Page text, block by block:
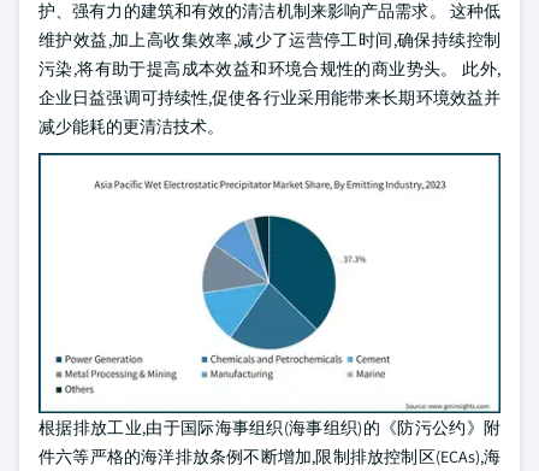
护、强有力的建筑和有效的清洁机制来影响产品需求。 这种低
维护效益,加上高收集效率,减少了运营停工时间,确保持续控制
污染,将有助于提高成本效益和环境合规性的商业势头。 此外,
企业日益强调可持续性,促使各行业采用能带来长期环境效益并
减少能耗的更清洁技术。
根据排放工业,由于国际海事组织(海事组织)的《防污公约》附
件六等严格的海洋排放条例不断增加,限制排放控制区(ECAs),海